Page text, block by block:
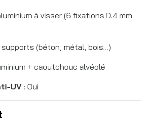
à visser (6 fixations D.4 mm
supports (béton, métal, bois…)
+ caoutchouc alvéolé
UV : Oui